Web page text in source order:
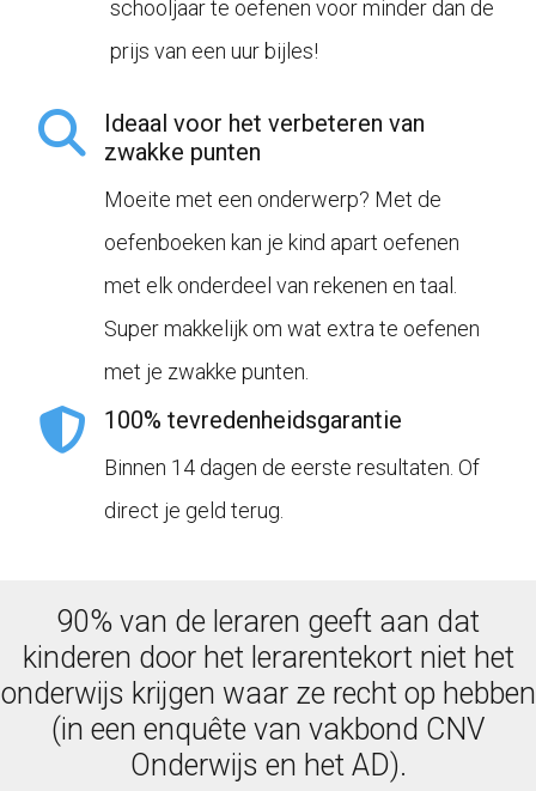
schooljaar te oefenen voor minder dan de
prijs van een uur bijles!
Ideaal voor het verbeteren van
zwakke punten
Moeite met een onderwerp? Met de
oefenboeken kan je kind apart oefenen
met elk onderdeel van rekenen en taal.
Super makkelijk om wat extra te oefenen
met je zwakke punten.
100% tevredenheidsgarantie
Binnen 14 dagen de eerste resultaten. Of
direct je geld terug.
90% van de leraren geeft aan dat
kinderen door het lerarentekort niet het
onderwijs krijgen waar ze recht op hebben
(in een enquête van vakbond CNV
Onderwijs en het AD).